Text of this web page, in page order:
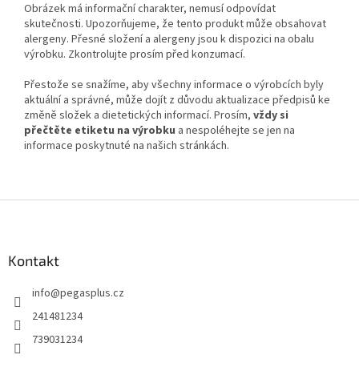
Obrázek má informační charakter, nemusí odpovídat
skutečnosti. Upozorňujeme, že tento produkt může obsahovat
alergeny. Přesné složení a alergeny jsou k dispozici na obalu
výrobku. Zkontrolujte prosím před konzumací.
Přestože se snažíme, aby všechny informace o výrobcích byly
aktuální a správné, může dojít z důvodu aktualizace předpisů ke
změně složek a dietetických informací. Prosím, vždy si
přečtěte etiketu na výrobku a nespoléhejte se jen na
informace poskytnuté na našich stránkách.
Kontakt
info@pegasplus.cz
241481234
739031234